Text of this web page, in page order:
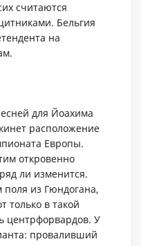
считаются
Бельгия
на
для Йоахима
расположение
Европы.
откровенно
ли изменится.
из Гюндогана,
только в такой
центрфорвардов. У
проваливший